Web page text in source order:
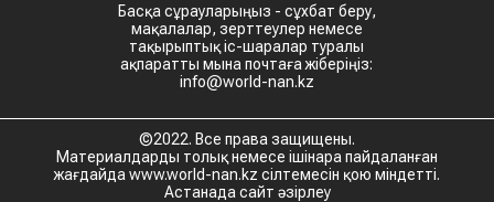
Басқа сұрауларыңыз - сұхбат беру,
мақалалар, зерттеулер немесе
тақырыптық іс-шаралар туралы
ақпаратты мына почтаға жіберіңіз:
info@world-nan.kz
©2022. Все права защищены.
Материалдарды толық немесе ішінара пайдаланған
жағдайда www.world-nan.kz сілтемесін қою міндетті.
Астанада сайт әзірлеу